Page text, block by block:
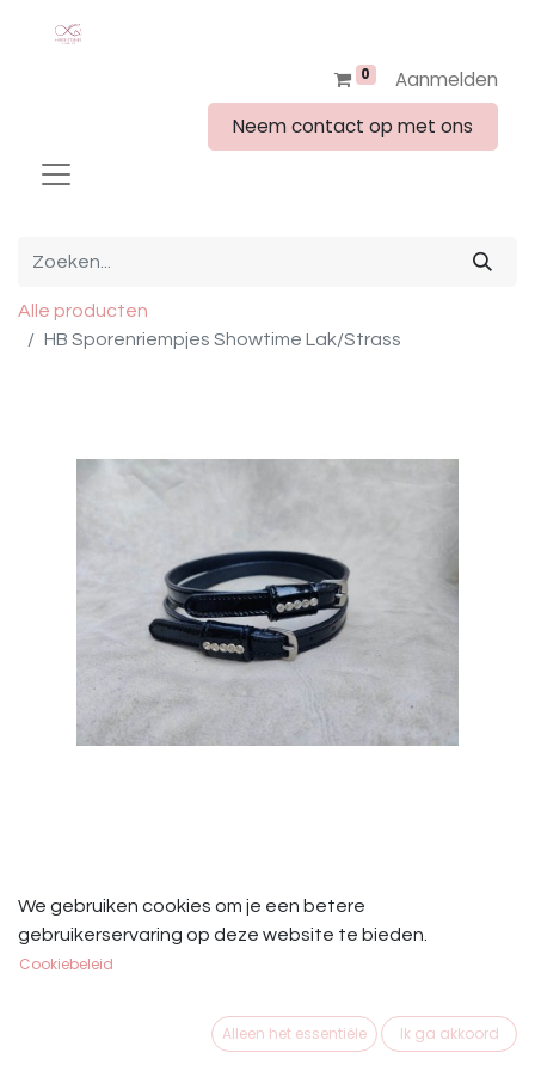
0
Aanmelden
Neem contact op met ons
Alle producten
HB Sporenriempjes Showtime Lak/Strass
HB Sporenriempjes Showtime
Lak/Strass
Luxe spoorriempjes uit de HB Showtime lijn.
We gebruiken cookies om je een betere
gebruikerservaring op deze website te bieden.
Cookiebeleid
Alleen het essentiële Ik ga akkoord